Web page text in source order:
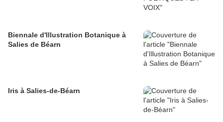
Biennale d'Illustration Botanique à
Salies de Béarn
Iris à Salies-de-Béarn